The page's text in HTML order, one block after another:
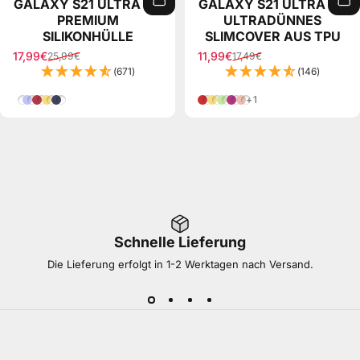
GALAXY S21 ULTRA 5G
PREMIUM
SILIKONHÜLLE
Verkaufspreis
17,99€
Normaler Preis
25,99€
(671)
Weiß
LilaBeere
GelbNachtblau
GALAXY S21 ULTRA 5G
ULTRADÜNNES
SLIMCOVER AUS TPU
Verkaufspreis
11,99€
Normaler Preis
17,49€
(146)
RotGelb
Grün
Pink
Rosa
+1
Schnelle Lieferung
Die Lieferung erfolgt in 1-2 Werktagen nach Versand.